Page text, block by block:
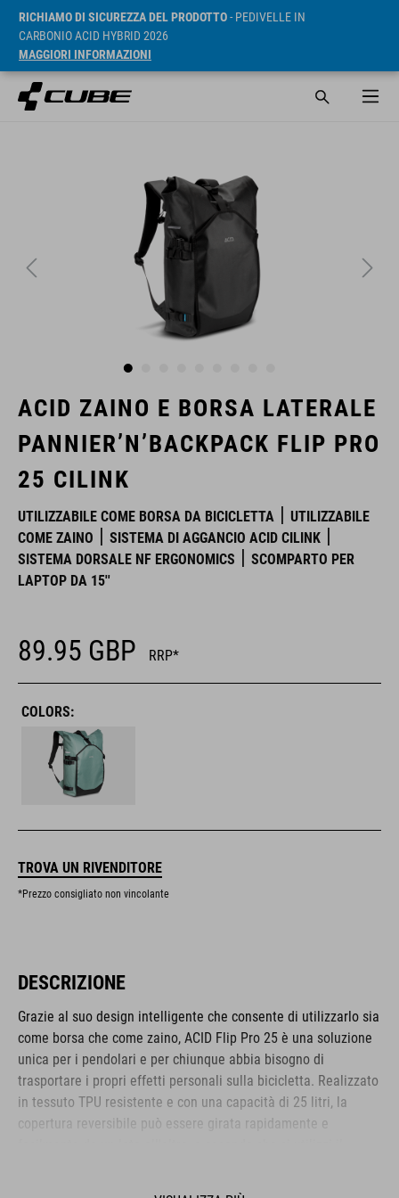
RICHIAMO DI SICUREZZA DEL PRODOTTO- PEDIVELLE IN
CARBONIO ACID HYBRID 2026
MAGGIORI INFORMAZIONI
ACID ZAINO E BORSA LATERALE
PANNIER’N’BACKPACK FLIP PRO
25 CILINK
UTILIZZABILE COME BORSA DA BICICLETTA
UTILIZZABILE
COME ZAINO
SISTEMA DI AGGANCIO ACID CILINK
SISTEMA DORSALE NF ERGONOMICS
SCOMPARTO PER
LAPTOP DA 15''
89.95 GBP RRP*
COLORS:
TROVA UN RIVENDITORE
*Prezzo consigliato non vincolante
DESCRIZIONE
Grazie al suo design intelligente che consente di utilizzarlo sia
come borsa che come zaino, ACID Flip Pro 25 è una soluzione
unica per i pendolari e per chiunque abbia bisogno di
trasportare i propri effetti personali sulla bicicletta. Realizzato
in tessuto TPU resistente e con una capacità di 25 litri, la
copertura reversibile può essere girata rapidamente e